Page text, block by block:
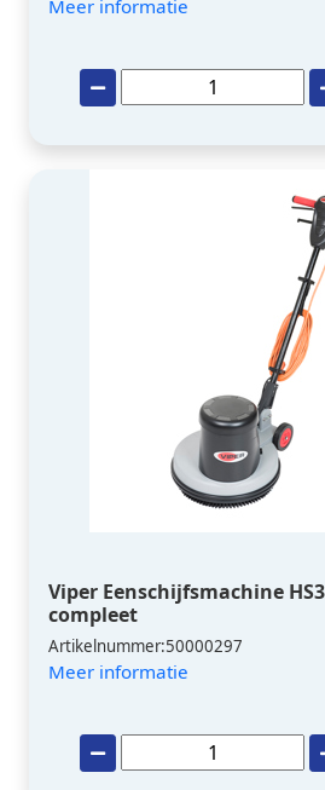
Meer informatie
Viper Eenschijfsmachine
compleet
Artikelnummer:50000297
Meer informatie